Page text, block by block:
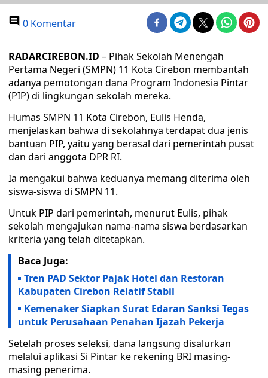
0 Komentar
RADARCIREBON.ID – Pihak Sekolah Menengah
Pertama Negeri (SMPN) 11 Kota Cirebon membantah
adanya pemotongan dana Program Indonesia Pintar
(PIP) di lingkungan sekolah mereka.
Humas SMPN 11 Kota Cirebon, Eulis Henda,
menjelaskan bahwa di sekolahnya terdapat dua jenis
bantuan PIP, yaitu yang berasal dari pemerintah pusat
dan dari anggota DPR RI.
Ia mengakui bahwa keduanya memang diterima oleh
siswa-siswa di SMPN 11.
Untuk PIP dari pemerintah, menurut Eulis, pihak
sekolah mengajukan nama-nama siswa berdasarkan
kriteria yang telah ditetapkan.
Baca Juga:
Tren PAD Sektor Pajak Hotel dan Restoran
Kabupaten Cirebon Relatif Stabil
Kemenaker Siapkan Surat Edaran Sanksi Tegas
untuk Perusahaan Penahan Ijazah Pekerja
Setelah proses seleksi, dana langsung disalurkan
melalui aplikasi Si Pintar ke rekening BRI masing-
masing penerima.